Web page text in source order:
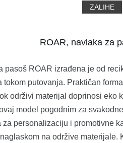
ZALIHE
ROAR, navlaka za
pasoš ROAR izrađena je od
tokom putovanja. Praktičan
održivi materijal doprinosi eko
model pogodnim za
za personalizaciju i promotivne
na održive materijale.